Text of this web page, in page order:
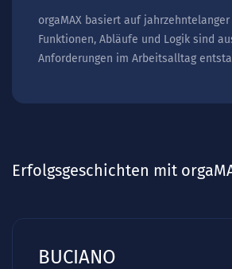
orgaMAX basiert auf
Funktionen, Abläufe und Logik sind
Anforderungen im Arbeitsalltag
Erfolgsgeschichten mit
BUCIANO